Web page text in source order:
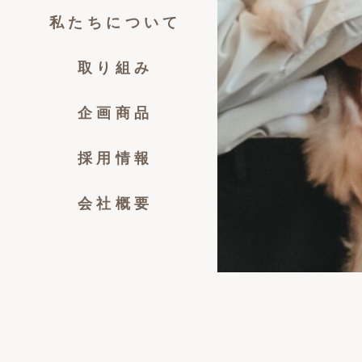
私たちについて
取り組み
企画商品
採用情報
会社概要